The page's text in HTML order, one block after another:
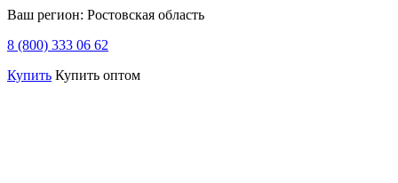
Ваш регион: Ростовская область
8 (800) 333 06 62
Купить Купить оптом